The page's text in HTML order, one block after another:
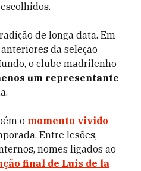
de longa data. Em
da seleção
o clube madrilenho
um representante
o momento vivido
Entre lesões,
nomes ligados ao
final de Luis de la